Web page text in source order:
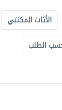
الأثاث المكتبي
الطلب